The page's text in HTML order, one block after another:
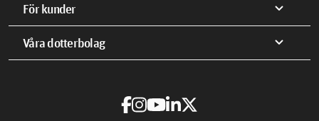
För kunder expand_more
Våra dotterbolag expand_more